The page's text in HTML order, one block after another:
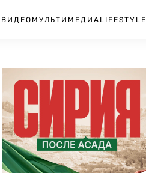
ВИДЕО МУЛЬТИМЕДИА LIFESTYLE